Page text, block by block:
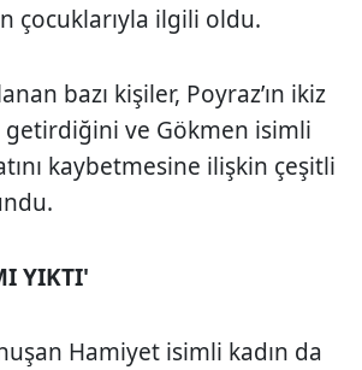
çocuklarıyla ilgili oldu.
bazı kişiler, Poyraz’ın ikiz
getirdiğini ve Gökmen isimli
kaybetmesine ilişkin çeşitli
YIKTI'
Hamiyet isimli kadın da